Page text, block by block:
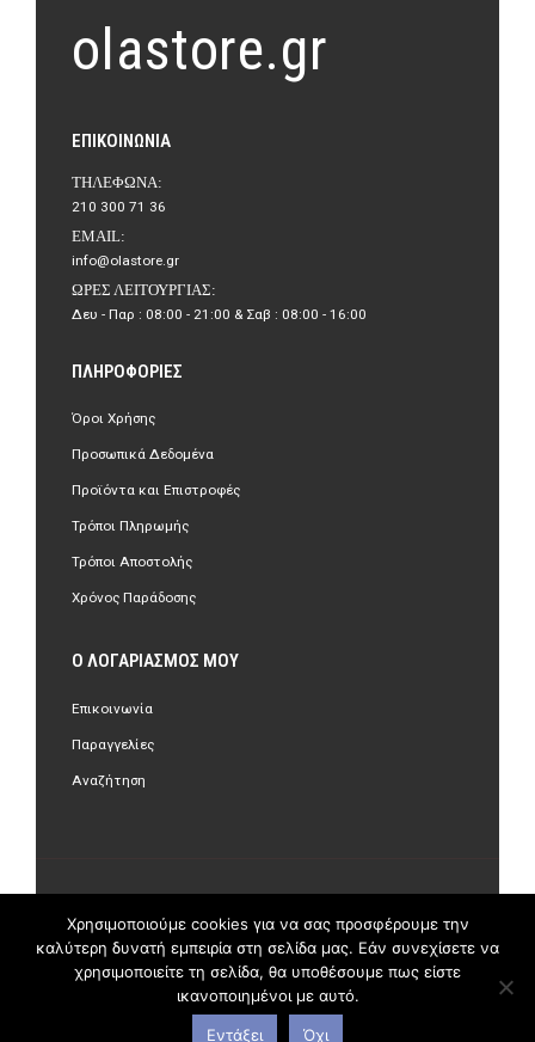
olastore.gr
ΕΠΙΚΟΙΝΩΝΊΑ
ΤΗΛΈΦΩΝΑ:
210 300 71 36
EMAIL:
info@olastore.gr
ΏΡΕΣ ΛΕΙΤΟΥΡΓΊΑΣ:
Δευ - Παρ : 08:00 - 21:00 & Σαβ : 08:00 - 16:00
ΠΛΗΡΟΦΟΡΊΕΣ
Όροι Χρήσης
Προσωπικά Δεδομένα
Προϊόντα και Επιστροφές
Τρόποι Πληρωμής
Τρόποι Αποστολής
Χρόνος Παράδοσης
Ο ΛΟΓΑΡΙΑΣΜΌΣ ΜΟΥ
Επικοινωνία
Παραγγελίες
Αναζήτηση
Χρησιμοποιούμε cookies για να σας προσφέρουμε την
καλύτερη δυνατή εμπειρία στη σελίδα μας. Εάν συνεχίσετε να
χρησιμοποιείτε τη σελίδα, θα υποθέσουμε πως είστε
ικανοποιημένοι με αυτό.
Εντάξει Όχι